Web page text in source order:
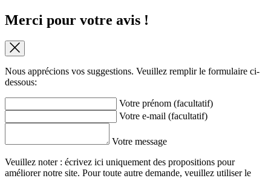
Merci pour votre avis !
Nous apprécions vos suggestions. Veuillez remplir le formulaire ci-
dessous:
Votre prénom (facultatif)
Votre e-mail (facultatif)
Votre message
Veuillez noter : écrivez ici uniquement des propositions pour
améliorer notre site. Pour toute autre demande, veuillez utiliser le